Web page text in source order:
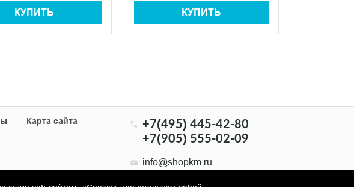
КУПИТЬ КУПИТЬ
Карта сайта
+7(495) 445-42-80
+7(905) 555-02-09
info@shopkm.ru